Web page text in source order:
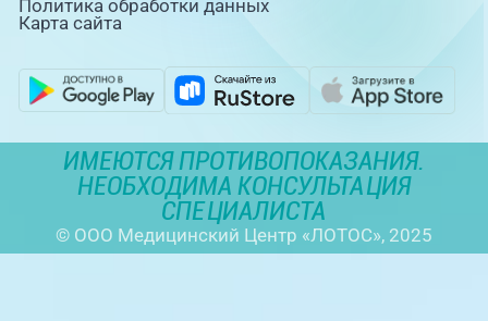
Политика обработки данных
Карта сайта
ИМЕЮТСЯ ПРОТИВОПОКАЗАНИЯ.
НЕОБХОДИМА КОНСУЛЬТАЦИЯ
СПЕЦИАЛИСТА
© ООО Медицинский Центр «ЛОТОС», 2025